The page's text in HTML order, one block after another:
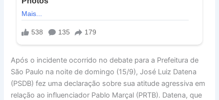
Após o incidente ocorrido no debate para a Prefeitura de
São Paulo na noite de domingo (15/9), José Luiz Datena
(PSDB) fez uma declaração sobre sua atitude agressiva em
relação ao influenciador Pablo Marçal (PRTB). Datena, que